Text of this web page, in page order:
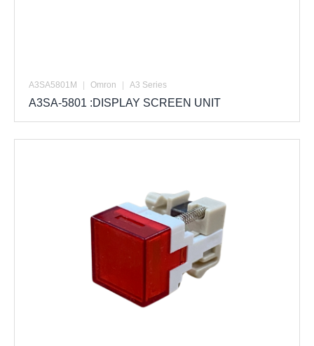
A3SA5801M Omron A3 Series
A3SA-5801 :DISPLAY SCREEN UNIT